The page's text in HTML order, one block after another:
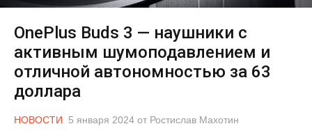
OnePlus Buds 3 — наушники с
активным шумоподавлением и
отличной автономностью за 63
доллара
НОВОСТИ 5 января 2024 от Ростислав Махотин